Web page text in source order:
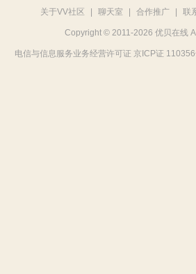
关于VV社区 聊天室 合作推广 联
Copyright © 2011-2026 优贝在线
电信与信息服务业务经营许可证 京ICP证